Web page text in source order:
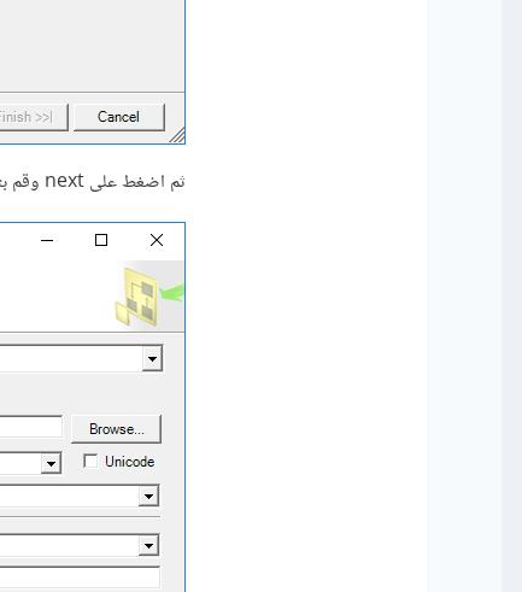
ثم اضغط على next وقم بتحديد نوع البيانات الخاص بها.